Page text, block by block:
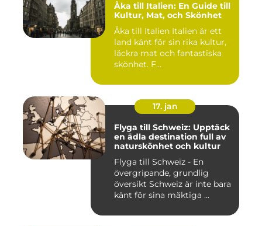
Åka till Italien: En Guide till
Kultur, Mat, och Skönhet
Åka till Italien Italien är ett
land känt för sin rika kultur,
läckra mat och fantastiska
skönhet. F...
17. jan
Flyga till Schweiz: Upptäck
en ädla destination full av
naturskönhet och kultur
Flyga till Schweiz - En
övergripande, grundlig
översikt Schweiz är inte bara
känt för sina mäktiga ...